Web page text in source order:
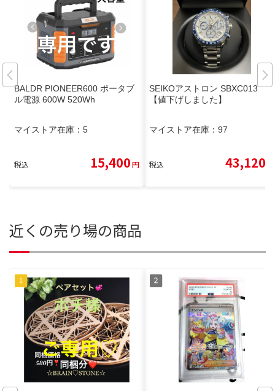
BALDR PIONEER600 ポータブ
ル電源 600W 520Wh
マイストア在庫： 5
税込 15,400円
SEIKOアストロン SBXC013
【値下げしました】
マイストア在庫： 97
税込 43,120
近くの売り場の商品